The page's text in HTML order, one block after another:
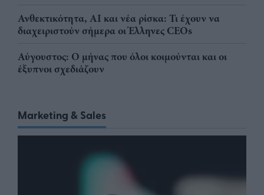
Ανθεκτικότητα, AI και νέα ρίσκα: Τι έχουν να
διαχειριστούν σήμερα οι Έλληνες CEOs
Αύγουστος: Ο μήνας που όλοι κοιμούνται και οι
έξυπνοι σχεδιάζουν
Marketing & Sales